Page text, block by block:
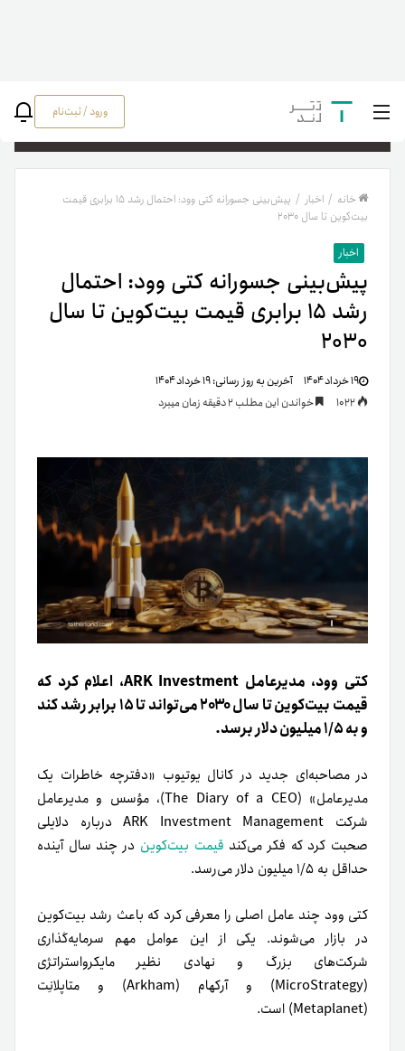
ورود / ثبت‌نام
خانه / اخبار /
پیش‌بینی جسورانه کتی وود: احتمال رشد ۱۵ برابری قیمت
بیت‌کوین تا سال ۲۰۳۰
اخبار
پیش‌بینی جسورانه کتی وود: احتمال
رشد ۱۵ برابری قیمت بیت‌کوین تا سال
۲۰۳۰
۱۹ خرداد ۱۴۰۴ آخرین به روز رسانی:۱۹ خرداد ۱۴۰۴
خواندن این مطلب 2 دقیقه زمان میبرد
کتی وود، مدیرعامل ARK Investment، اعلام کرد که
قیمت بیت‌کوین تا سال ۲۰۳۰ می‌تواند تا ۱۵ برابر رشد کند
و به ۱/۵ میلیون دلار برسد.
در مصاحبه‌ای جدید در کانال یوتیوب «دفترچه خاطرات یک
مدیرعامل» (The Diary of a CEO)، مؤسس و مدیرعامل
شرکت ARK Investment Management درباره دلایلی
صحبت کرد که فکر می‌کند قیمت بیت‌کوین در چند سال آینده
حداقل به ۱/۵ میلیون دلار می‌رسد.
کتی وود چند عامل اصلی را معرفی کرد که باعث رشد بیت‌کوین
در بازار می‌شوند. یکی از این عوامل مهم سرمایه‌گذاری
شرکت‌های بزرگ و نهادی نظیر مایکرواستراتژی
(MicroStrategy) و آرکهام (Arkham) و متاپلانِت
(Metaplanet) است.